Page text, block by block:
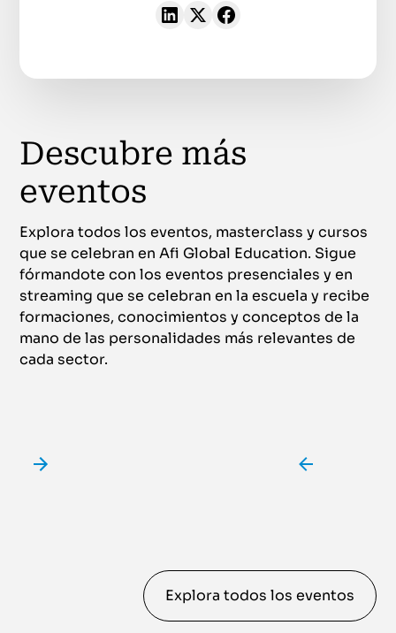
Descubre más
eventos
Explora todos los eventos, masterclass y cursos
que se celebran en Afi Global Education. Sigue
fórmandote con los eventos presenciales y en
streaming que se celebran en la escuela y recibe
formaciones, conocimientos y conceptos de la
mano de las personalidades más relevantes de
cada sector.
Explora todos los eventos